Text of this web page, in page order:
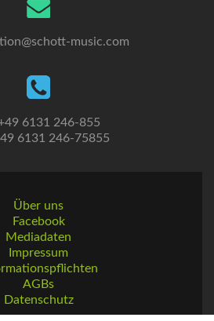
music.com
6131 246-855
6131 246-75855
Über uns
Facebook
Mediadaten
Impressum
AGBs
Datenschutz